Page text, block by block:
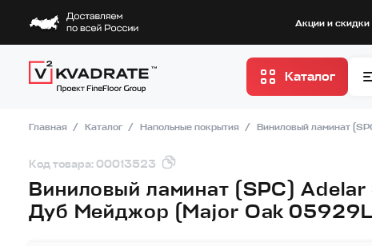
Акции и скидки
Каталог
Главная Каталог Напольные покрытия Виниловый ламинат
Код товара: 00013523
Виниловый ламинат (SPC)
Дуб Мейджор (Major Oak